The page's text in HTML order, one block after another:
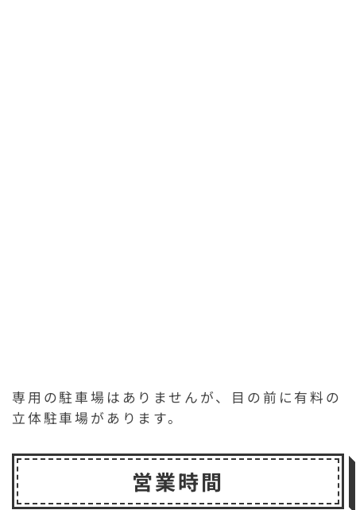
専用の駐車場はありませんが、目の前に有料の
立体駐車場があります。
営業時間